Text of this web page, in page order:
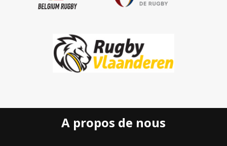
A propos de nous